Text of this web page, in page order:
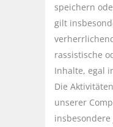
speichern
gilt
rassistische
Inhalte, egal
Die
unserer